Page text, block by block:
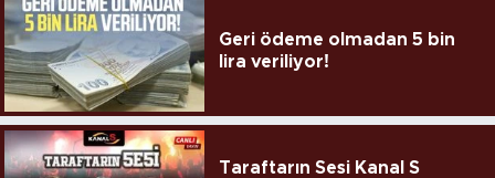
Geri ödeme olmadan 5 bin
lira veriliyor!
Taraftarın Sesi Kanal S